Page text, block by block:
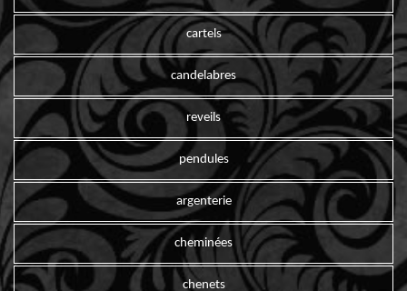
cartels
candelabres
reveils
pendules
argenterie
cheminées
chenets